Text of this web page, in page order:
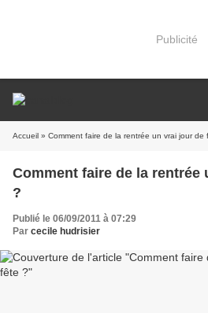
Publicité
Accueil » Comment faire de la rentrée un vrai jour de
Comment faire de la rentrée
?
Publié le 06/09/2011 à 07:29
Par cecile hudrisier